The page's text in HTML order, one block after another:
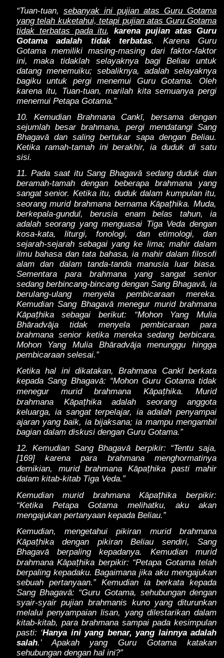
“Tuan-tuan, sebanyak ini pujian atas Guru Gotama
yang telah kuketahui, tetapi pujian atas Guru Gotama
tidak terbatas pada itu,karena pujian atas Guru
Gotama adalah tidak terbatas. Karena Guru
Gotama memiliki masing-masing dari faktor-faktor
ini, maka tidaklah selayaknya bagi Beliau untuk
datang menemuiku; sebaliknya, adalah selayaknya
bagiku untuk pergi menemui Guru Gotama. Oleh
karena itu, Tuan-tuan, marilah kita semuanya pergi
menemui Petapa Gotama.”
10. Kemudian Brahmana Cankī, bersama dengan
sejumlah besar brahmana, pergi mendatangi Sang
Bhagavā dan saling bertukar sapa dengan Beliau.
Ketika ramah-tamah ini berakhir, ia duduk di satu
sisi.
11. Pada saat itu Sang Bhagavā sedang duduk dan
beramah-tamah dengan beberapa brahmana yang
sangat senior. Ketika itu, duduk dalam kumpulan itu,
seorang murid brahmana bernama Kāpaṭhika. Muda,
berkepala-gundul, berusia enam belas tahun, ia
adalah seorang yang menguasai Tiga Veda dengan
kosa-kata, liturgi, fonologi, dan etimologi, dan
sejarah-sejarah sebagai yang ke lima; mahir dalam
ilmu bahasa dan tata bahasa, ia mahir dalam filosofi
alam dan dalam tanda-tanda manusia luar biasa.
Sementara para brahmana yang sangat senior
sedang berbincang-bincang dengan Sang Bhagavā, ia
berulang-ulang menyela pembicaraan mereka.
Kemudian Sang Bhagavā menegur murid brahmana
Kāpaṭhika sebagai berikut: “Mohon Yang Mulia
Bhāradvāja tidak menyela pembicaraan para
brahmana senior ketika mereka sedang berbicara.
Mohon Yang Mulia Bhāradvāja menunggu hingga
pembicaraan selesai.”
Ketika hal ini dikatakan, Brahmana Cankī berkata
kepada Sang Bhagavā: “Mohon Guru Gotama tidak
menegur murid brahmana Kāpaṭhika. Murid
brahmana Kāpaṭhika adalah seorang anggota
keluarga, ia sangat terpelajar, ia adalah penyampai
ajaran yang baik, ia bijaksana; ia mampu mengambil
bagian dalam diskusi dengan Guru Gotama.”
12. Kemudian Sang Bhagavā berpikir: “Tentu saja,
[169] karena para brahmana menghormatinya
demikian, murid brahmana Kāpaṭhika pasti mahir
dalam kitab-kitab Tiga Veda.”
Kemudian murid brahmana Kāpaṭhika berpikir:
“Ketika Petapa Gotama melihatku, aku akan
mengajukan pertanyaan kepada Beliau.”
Kemudian, mengetahui pikiran murid brahmana
Kāpaṭhika dengan pikiran Beliau sendiri, Sang
Bhagavā berpaling kepadanya. Kemudian murid
brahmana Kāpaṭhika berpikir: “Petapa Gotama telah
berpaling kepadaku. Bagaimana jika aku mengajukan
sebuah pertanyaan.” Kemudian ia berkata kepada
Sang Bhagavā: “Guru Gotama, sehubungan dengan
syair-syair pujian brahmanis kuno yang diturunkan
melalui penyampaian lisan, yang dilestarikan dalam
kitab-kitab, para brahmana sampai pada kesimpulan
pasti: ‘Hanya ini yang benar, yang lainnya adalah
salah.’ Apakah yang Guru Gotama katakan
sehubungan dengan hal ini?”